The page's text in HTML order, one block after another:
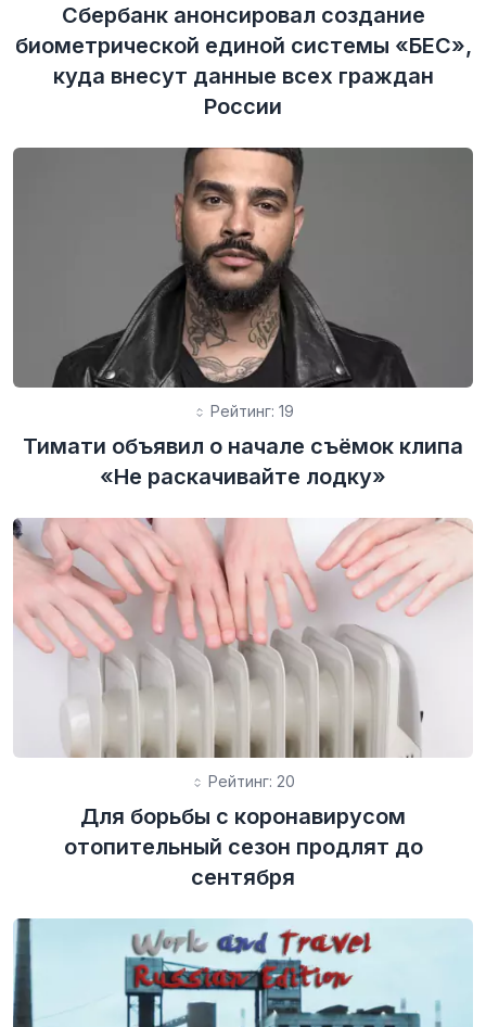
Сбербанк анонсировал создание
биометрической единой системы «БЕС»,
куда внесут данные всех граждан
России
Рейтинг: 19
Тимати объявил о начале съёмок клипа
«Не раскачивайте лодку»
Рейтинг: 20
Для борьбы с коронавирусом
отопительный сезон продлят до
сентября